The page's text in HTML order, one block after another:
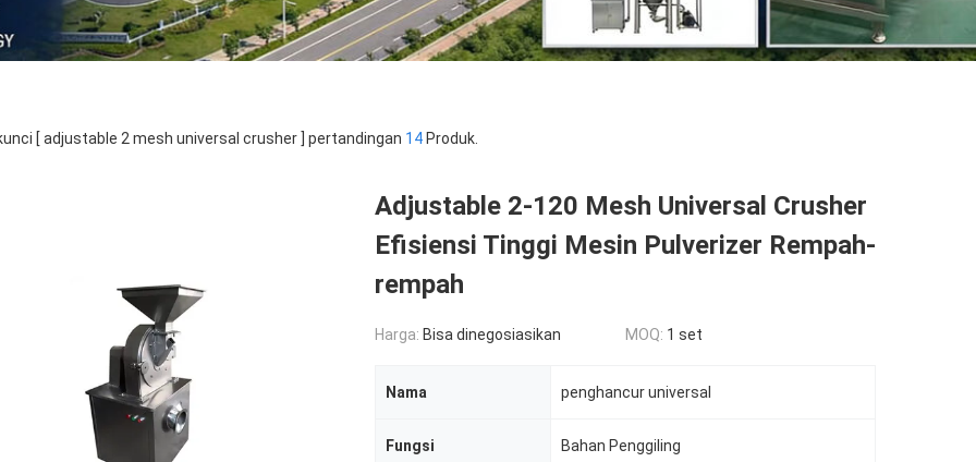
[ adjustable 2 mesh universal crusher ] pertandingan 14 Produk.
Adjustable 2-120 Mesh Universal Crusher
Efisiensi Tinggi Mesin Pulverizer Rempah-
rempah
Harga: Bisa dinegosiasikan MOQ: 1 set
Nama penghancur universal
Fungsi Bahan Penggiling